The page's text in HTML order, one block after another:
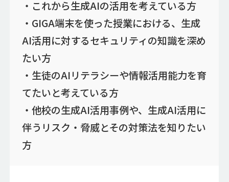
・これから生成AIの活用を考えている方
・GIGA端末を使った授業における、生成
AI活用に対するセキュリティの知識を深め
たい方
・生徒のAIリテラシーや情報活用能力を育
てたいと考えている方
・他校の生成AI活用事例や、生成AI活用に
伴うリスク・脅威とその対策法を知りたい
方